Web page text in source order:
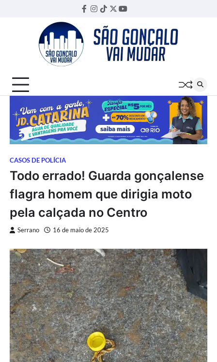
Facebook
Instagram
TikTok
TwitterYouTube
CASOS DE POLÍCIA
Todo errado! Guarda gonçalense
flagra homem que dirigia moto
pela calçada no Centro
Serrano 16 de maio de 2025